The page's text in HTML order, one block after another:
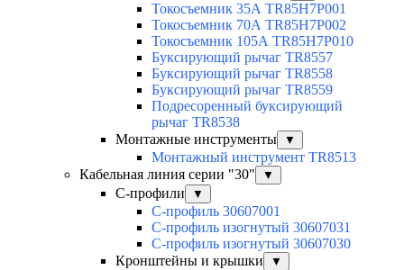
Токосъемник 35А TR85H7P001
Токосъемник 70А TR85H7P002
Токосъемник 105А TR85H7P010
Буксирующий рычаг TR8557
Буксирующий рычаг TR8558
Буксирующий рычаг TR8559
Подресоренный буксирующий
рычаг TR8538
Монтажные инструменты
▼
Монтажный инструмент TR8513
Кабельная линия серии "30"
▼
С-профили ▼
С-профиль 30607001
С-профиль изогнутый 30607031
С-профиль изогнутый 30607030
Кронштейны и крышки
▼